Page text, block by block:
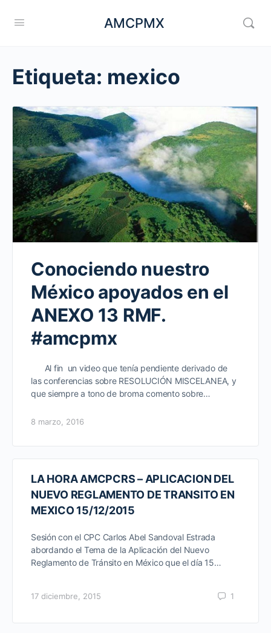
AMCPMX
Etiqueta: mexico
Conociendo nuestro
México apoyados en el
ANEXO 13 RMF.
#amcpmx
Al fin un video que tenía pendiente derivado de
las conferencias sobre RESOLUCIÓN MISCELANEA, y
que siempre a tono de broma comento sobre…
8 marzo, 2016
LA HORA AMCPCRS – APLICACION DEL
NUEVO REGLAMENTO DE TRANSITO EN
MEXICO 15/12/2015
Sesión con el CPC Carlos Abel Sandoval Estrada
abordando el Tema de la Aplicación del Nuevo
Reglamento de Tránsito en México que el día 15…
17 diciembre, 2015 1